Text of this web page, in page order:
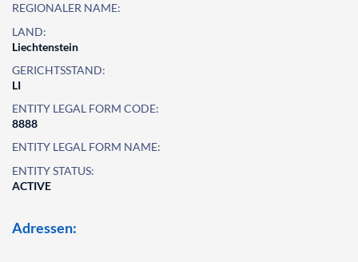
REGIONALER NAME:
LAND:
Liechtenstein
GERICHTSSTAND:
LI
ENTITY LEGAL FORM CODE:
8888
ENTITY LEGAL FORM NAME:
ENTITY STATUS:
ACTIVE
Adressen: